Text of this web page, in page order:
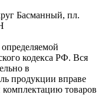
Басманный, пл.
кодекса РФ. Вся
в
продукции вправе
комплектацию товаров